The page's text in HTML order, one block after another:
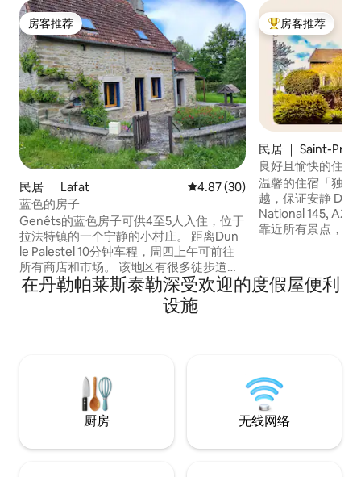
房客推荐
房客推荐
民居 ｜ Lafat 平均评分 4.87 分（满分 5 分）
4.87 (30)
蓝色的房子
Genêts的蓝色房子可供4至5人入住，位于
拉法特镇的一个宁静的小村庄。 距离Dun
le Palestel 10分钟车程，周四上午可前往
所有商店和市场。 该地区有很多徒步道、
画家谷（ Valley of Painters ）、塞德勒（
Sédelle ）、Chemin de Compostelle……
还有克罗桑（ Crozant ）、城堡、博物
热门「房客推荐」
房客推荐
民居 ｜ Saint-
良好且愉快的住宿
儿
温馨的住宿「独立
越，保证安静 DIRECT ACCESS出口52
National 145, A20 4/5人+婴儿 交通便利，
靠近所有景点，半
140， 1张140厘米单人床。
动物 阶段 假期 功能齐全的客厅 这家家庭
在丹勒帕莱斯泰勒深受欢迎的度假屋便利
设施
厨房 无线网络